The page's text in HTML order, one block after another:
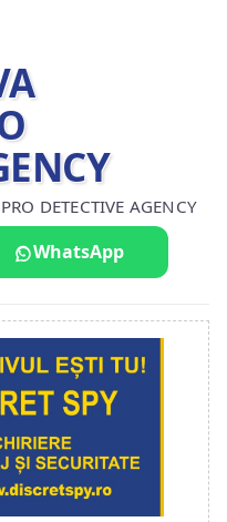
DETECTIVE AGENCY
WhatsApp